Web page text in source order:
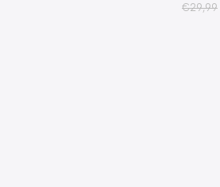
€29,99